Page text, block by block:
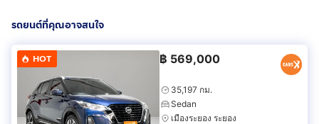
รถยนต์ที่คุณอาจสนใจ
HOT ฿ 569,000
35,197 กม.
Sedan
เมืองระยอง ระยอง